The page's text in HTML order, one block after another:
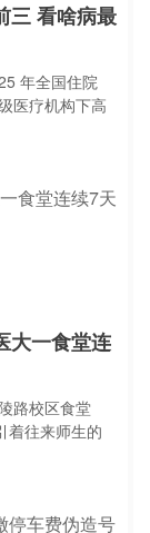
三 看啥病最
年全国住院
医疗机构下高
一食堂连
路校区食堂
着往来师生的